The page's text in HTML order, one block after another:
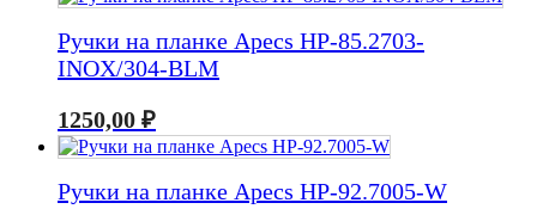
Ручки на планке Apecs HP-85.2703-
INOX/304-BLM
1250,00 ₽
Ручки на планке Apecs HP-92.7005-W